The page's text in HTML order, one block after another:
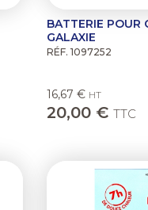
BATTERIE POUR
GALAXIE
RÉF. 1097252
16,67 € HT
20,00 € TTC